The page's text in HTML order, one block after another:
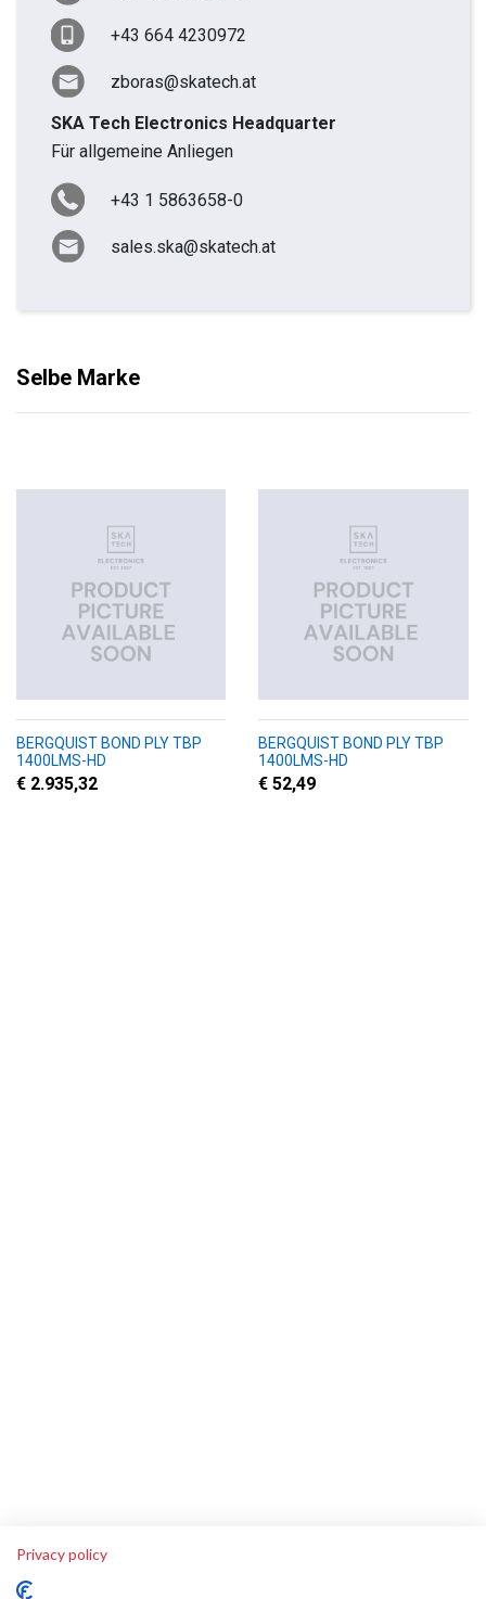
+43 664 4230972
zboras@skatech.at
SKA Tech Electronics Headquarter
Für allgemeine Anliegen
+43 1 5863658-0
sales.ska@skatech.at
Selbe Marke
BERGQUIST BOND PLY TBP
1400LMS-HD
€ 2.935,32
BERGQUIST BOND PLY TBP
1400LMS-HD
€ 52,49
Privacy policy